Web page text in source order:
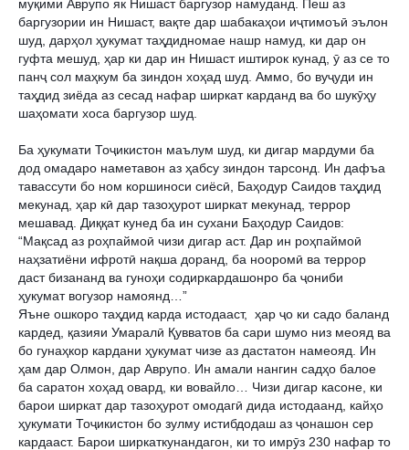
муқими Аврупо як Нишаст баргузор намуданд. Пеш аз
баргузории ин Нишаст, вақте дар шабакаҳои иҷтимоъӣ эълон
шуд, дарҳол ҳукумат таҳдидномае нашр намуд, ки дар он
гуфта мешуд, ҳар ки дар ин Нишаст иштирок кунад, ӯ аз се то
панҷ сол маҳкум ба зиндон хоҳад шуд. Аммо, бо вуҷуди ин
таҳдид зиёда аз сесад нафар ширкат карданд ва бо шукӯҳу
шаҳомати хоса баргузор шуд.
Ба ҳукумати Тоҷикистон маълум шуд, ки дигар мардуми ба
дод омадаро наметавон аз ҳабсу зиндон тарсонд. Ин дафъа
тавассути бо ном коршиноси сиёсӣ, Баҳодур Саидов таҳдид
мекунад, ҳар кӣ дар тазоҳурот ширкат мекунад, террор
мешавад. Диққат кунед ба ин сухани Баҳодур Саидов:
“Мақсад аз роҳпаймоӣ чизи дигар аст. Дар ин роҳпаймоӣ
наҳзатиёни ифротӣ нақша доранд, ба нооромӣ ва террор
даст бизананд ва гуноҳи содиркардашонро ба ҷониби
ҳукумат вогузор намоянд…”
Яъне ошкоро таҳдид карда истодааст,  ҳар ҷо ки садо баланд
кардед, қазияи Умаралӣ Қувватов ба сари шумо низ меояд ва
бо гунаҳкор кардани ҳукумат чизе аз дастатон намеояд. Ин
ҳам дар Олмон, дар Аврупо. Ин амали нангин садҳо балое
ба саратон хоҳад овард, ки вовайло… Чизи дигар касоне, ки
барои ширкат дар тазоҳурот омодагӣ дида истодаанд, кайҳо
ҳукумати Тоҷикистон бо зулму истибдодаш аз ҷонашон сер
кардааст. Барои ширкаткунандагон, ки то имрӯз 230 нафар то